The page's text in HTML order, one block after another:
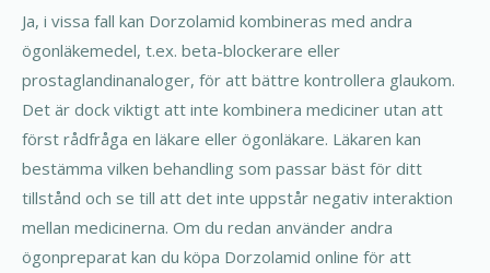
Ja, i vissa fall kan Dorzolamid kombineras med andra
ögonläkemedel, t.ex. beta-blockerare eller
prostaglandinanaloger, för att bättre kontrollera glaukom.
Det är dock viktigt att inte kombinera mediciner utan att
först rådfråga en läkare eller ögonläkare. Läkaren kan
bestämma vilken behandling som passar bäst för ditt
tillstånd och se till att det inte uppstår negativ interaktion
mellan medicinerna. Om du redan använder andra
ögonpreparat kan du köpa Dorzolamid online för att